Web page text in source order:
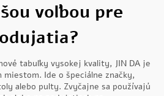
voľbou pre
tabuľky vysokej kvality, JIN DA je
Ide o špeciálne značky,
alebo pulty. Zvyčajne sa používajú